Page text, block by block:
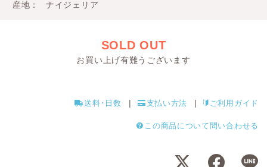
産地
ナイジェリア
SOLD OUT
お買い上げ有難うございます
送料･日数 支払い方法 ご利用ガイド
この商品について問い合わせる